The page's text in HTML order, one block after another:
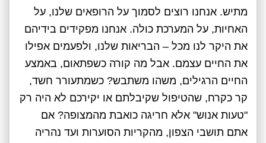
מתיש. אנחנו רוצים לסמוך על הרופאים שלנו, על
האחיות, על המערכת כולה. אנחנו מפקידים בידיהם
את היקר לנו מכל – הבריאות שלנו, ולפעמים אפילו
את החיים עצמם. אבל מה קורה כשפתאום, באמצע
החיים הרגילים, משהו משתבש? כשמתעורר חשד,
קר כקרח, שהטיפול שקיבלתם או יקירכם לא היה רק
"טעות אנוש" אלא חריגה כואבת מהמצופה? אם
אתם תושבי הצפון, מהקריות הסוערות ועד נהריה